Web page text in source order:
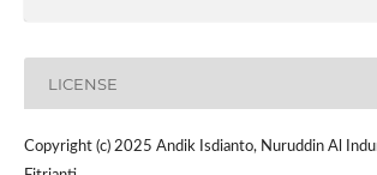
LICENSE
Copyright (c) 2025 Andik Isdianto, Nuruddin Al